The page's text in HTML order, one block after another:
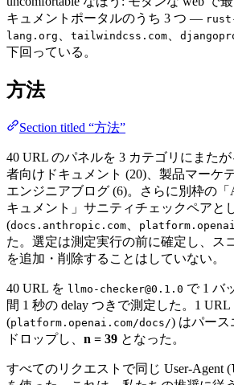
キュメントポータルのうち 3 つ —
lang.org
tailwindcss.com
下回っている。
方法
Section titled “方法”
40 URL のパネルを 3 カテゴリにまた
者向けドキュメント (20)、製品マーケ
エンジニアブログ (6)。さらに別枠の
キュメント」サニティチェックペアと
(docs.anthropic.com
た。選定は測定実行の前に確定し、ス
を追加・削除することはしていない。
40 URL を llmo-checker@0.1.0 で 1 バ
間 1 秒の delay つきで測定した。1 URL
(platform.openai.com/docs/) はパース
ドロップし、 n = 39 となった。
すべてのリクエストで同じ User-Agent (